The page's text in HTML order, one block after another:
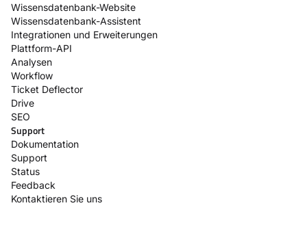
Wissensdatenbank-Website
Wissensdatenbank-Assistent
Integrationen und Erweiterungen
Plattform-API
Analysen
Workflow
Ticket Deflector
Drive
SEO
Support
Dokumentation
Support
Status
Feedback
Kontaktieren Sie uns